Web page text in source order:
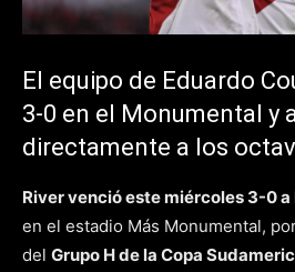
El equipo de Eduardo
3-0 en el Monumental y
directamente a los
River venció este miércoles 3-0
en el estadio Más Monumental,
del Grupo H de la Copa